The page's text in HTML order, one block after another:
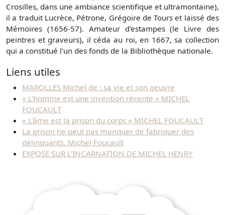
Crosilles, dans une ambiance scientifique et ultramontaine),
il a traduit Lucrèce, Pétrone, Grégoire de Tours et laissé des
Mémoires (1656-57). Amateur d'estampes (le Livre des
peintres et graveurs), il céda au roi, en 1667, sa collection
qui a constitué l'un des fonds de la Bibliothèque nationale.
Liens utiles
MAROLLES Michel de : sa vie et son oeuvre
« L’homme est une invention récente » MICHEL
FOUCAULT
« L’âme est la prison du corps » MICHEL FOUCAULT
La prison ne peut pas manquer de fabriquer des
délinquants. Michel Foucault
EXPOSE SUR L’INCARNATION DE MICHEL HENRY